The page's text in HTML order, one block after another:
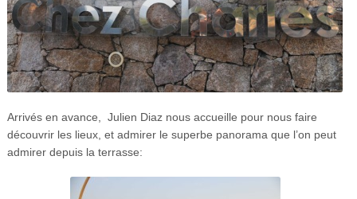
Arrivés en avance, Julien Diaz nous accueille pour nous faire
découvrir les lieux, et admirer le superbe panorama que l’on peut
admirer depuis la terrasse: